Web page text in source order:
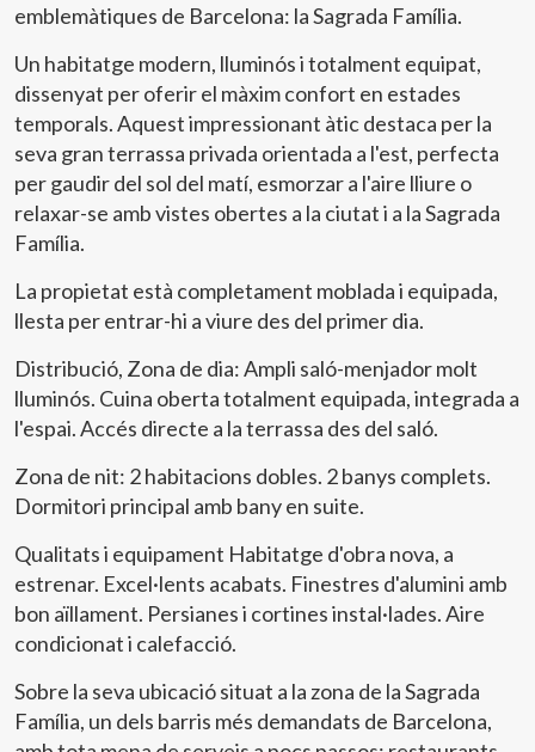
emblemàtiques de Barcelona: la Sagrada Família.
Un habitatge modern, lluminós i totalment equipat,
dissenyat per oferir el màxim confort en estades
temporals. Aquest impressionant àtic destaca per la
seva gran terrassa privada orientada a l'est, perfecta
per gaudir del sol del matí, esmorzar a l'aire lliure o
relaxar-se amb vistes obertes a la ciutat i a la Sagrada
Família.
La propietat està completament moblada i equipada,
llesta per entrar-hi a viure des del primer dia.
Distribució, Zona de dia: Ampli saló-menjador molt
lluminós. Cuina oberta totalment equipada, integrada a
l'espai. Accés directe a la terrassa des del saló.
Zona de nit: 2 habitacions dobles. 2 banys complets.
Dormitori principal amb bany en suite.
Qualitats i equipament Habitatge d'obra nova, a
estrenar. Excel·lents acabats. Finestres d'alumini amb
bon aïllament. Persianes i cortines instal·lades. Aire
condicionat i calefacció.
Sobre la seva ubicació situat a la zona de la Sagrada
Família, un dels barris més demandats de Barcelona,